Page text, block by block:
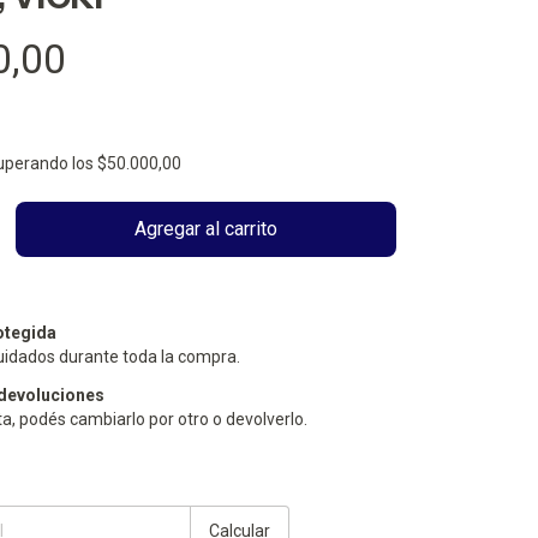
los$50.000,00
durante toda la compra.
podés cambiarlo por otro o devolverlo.
Calcular